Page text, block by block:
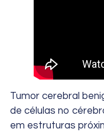
Tumor cerebral
de células no
em estruturas